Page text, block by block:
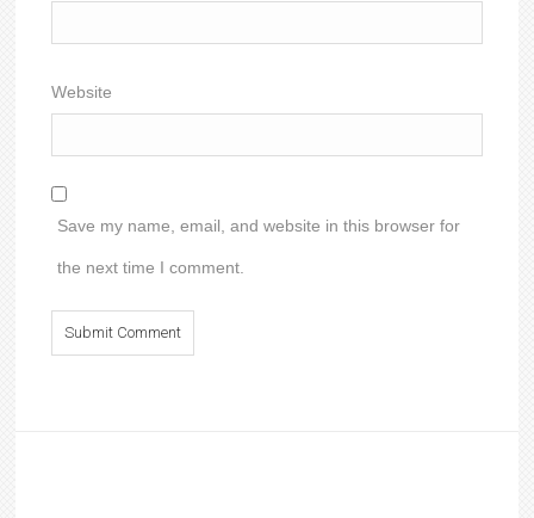
Website
Save my name, email, and website in this browser for
the next time I comment.